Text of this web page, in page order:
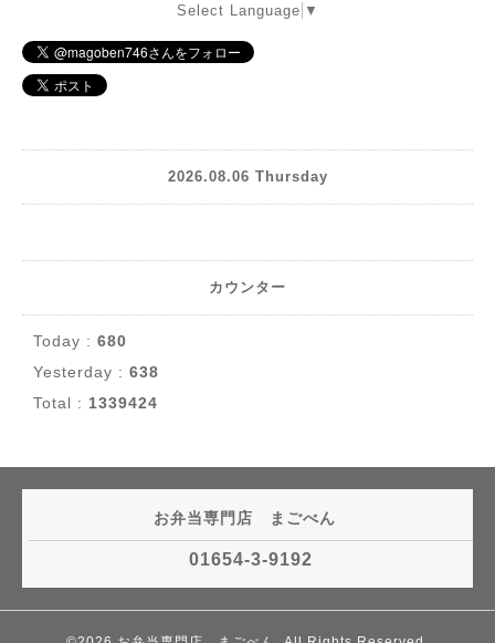
Select Language ▼
2026.08.06 Thursday
カウンター
Today : 680
Yesterday : 638
Total : 1339424
お弁当専門店 まごべん
01654-3-9192